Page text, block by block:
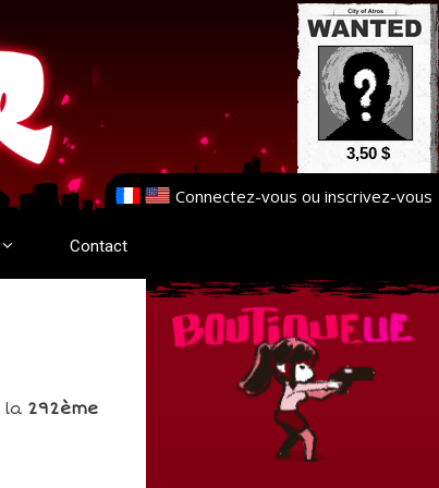
3,50 $
Connectez-vous ou inscrivez-vous
Contact
la 292ème